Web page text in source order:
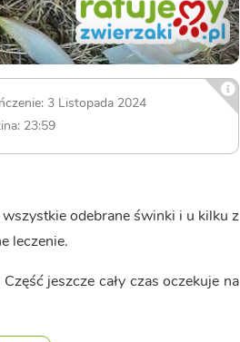
3 Listopada 2024
23:59
odebrane świnki i u kilku z
leczenie.
jeszcze cały czas oczekuje na